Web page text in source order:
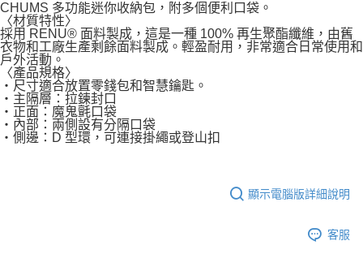
CHUMS 多功能迷你收納包，附多個便利口袋。
〈材質特性〉
採用 RENU® 面料製成，這是一種 100% 再生聚酯纖維，由舊
衣物和工廠生產剩餘面料製成。輕盈耐用，非常適合日常使用和
戶外活動。
〈產品規格〉
・尺寸適合放置零錢包和智慧鑰匙。
・主隔層：拉鍊封口
・正面：魔鬼氈口袋
・內部：兩側設有分隔口袋
・側邊：D 型環，可連接掛繩或登山扣
顯示電腦版詳細說明
客服